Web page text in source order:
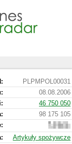
PLPMPOL00031
08.08.2006
46 750 050
98 175 105
343
105
Artykuły spożywcze